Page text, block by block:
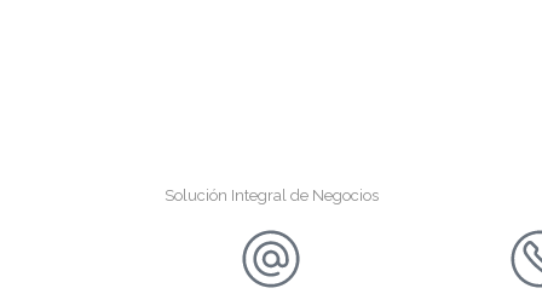
Solución Integral de Negocios